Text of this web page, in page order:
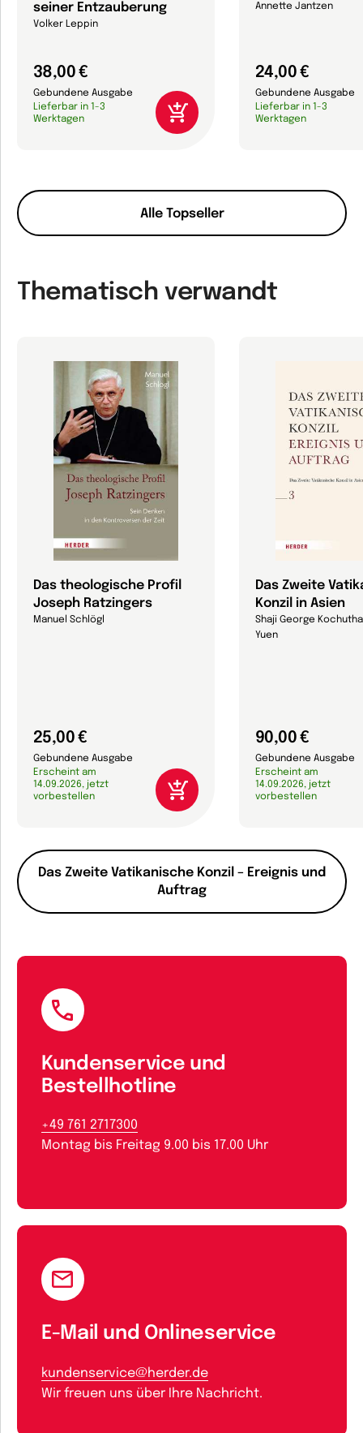
Alle Topseller
seiner Entzauberung
Volker Leppin
38,00 €
Gebundene Ausgabe
Lieferbar in 1-3
Werktagen
Annette Jantzen
24,00 €
Gebundene Ausgabe
Lieferbar in 1-3
Werktagen
Thematisch verwandt
Das Zweite Vatikanische Konzil – Ereignis und
Auftrag
Das theologische Profil
Joseph Ratzingers
Manuel Schlögl
25,00 €
Gebundene Ausgabe
Erscheint am
14.09.2026, jetzt
vorbestellen
Das Zweite
Konzil in Asien
Shaji George
Yuen
90,00 €
Gebundene Ausgabe
Erscheint am
14.09.2026, jetzt
vorbestellen
Kundenservice und
Bestellhotline
+49 761 2717300
Montag bis Freitag 9.00 bis 17.00 Uhr
E-Mail und Onlineservice
kundenservice@herder.de
Wir freuen uns über Ihre Nachricht.